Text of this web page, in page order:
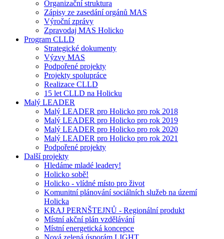
Organizační struktura
Zápisy ze zasedání orgánů MAS
Výroční zprávy
Zpravodaj MAS Holicko
Program CLLD
Strategické dokumenty
Výzvy MAS
Podpořené projekty
Projekty spolupráce
Realizace CLLD
15 let CLLD na Holicku
Malý LEADER
Malý LEADER pro Holicko pro rok 2018
Malý LEADER pro Holicko pro rok 2019
Malý LEADER pro Holicko pro rok 2020
Malý LEADER pro Holicko pro rok 2021
Podpořené projekty
Další projekty
Hledáme mladé leadery!
Holicko sobě!
Holicko - vlídné místo pro život
Komunitní plánování sociálních služeb na území
Holicka
KRAJ PERNŠTEJNŮ - Regionální produkt
Místní akční plán vzdělávání
Místní energetická koncepce
Nová zelená úsporám LIGHT